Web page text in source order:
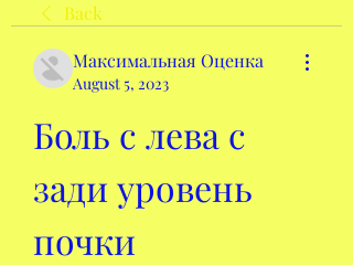
Back
Максимальная Оценка
August 5, 2023
Боль с лева с
зади уровень
почки